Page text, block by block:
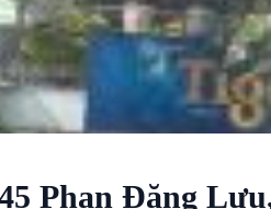
Phan Đăng